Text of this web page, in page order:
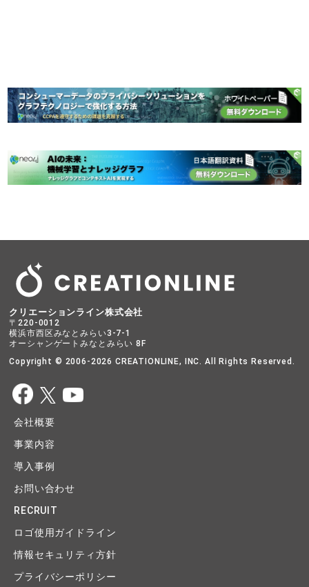
クリエーションライン株式会社
〒220-0012
横浜市西区みなとみらい3-7-1
オーシャンゲートみなとみらい 8F
Copyright © 2006-2026 CREATIONLINE, INC. All Rights Reserved.
会社概要
事業内容
導入事例
お問い合わせ
RECRUIT
ロゴ使用ガイドライン
情報セキュリティ方針
プライバシーポリシー